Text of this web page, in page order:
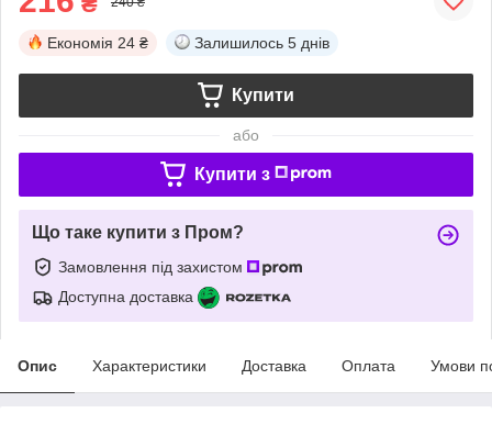
Економія 24 ₴ Залишилось 5 днів
Купити
або
Купити з
Що таке купити з Пром?
Замовлення під захистом
Доступна доставка
Опис Характеристики Доставка Оплата Умови